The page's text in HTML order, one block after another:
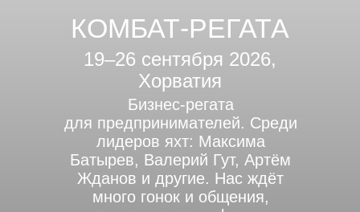
КОМБАТ-РЕГАТА
19–26 сентября 2026,
Хорватия
Бизнес-регата
для предпринимателей. Среди
лидеров яхт: Максима
Батырев, Валерий Гут, Артём
Жданов и другие. Нас ждёт
много гонок и общения,